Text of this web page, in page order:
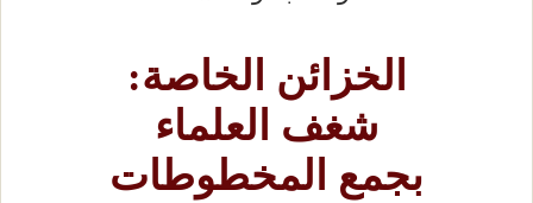
الخزائن الخاصة:
شغف العلماء
بجمع المخطوطات